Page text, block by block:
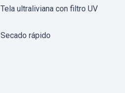
Tela ultraliviana con filtro UV
Secado rápido